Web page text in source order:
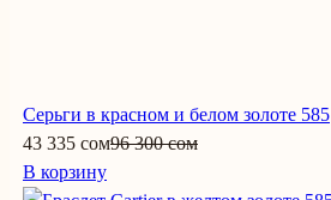
Серьги в красном и белом золоте 585
43 335 сом96 300 сом
В корзину